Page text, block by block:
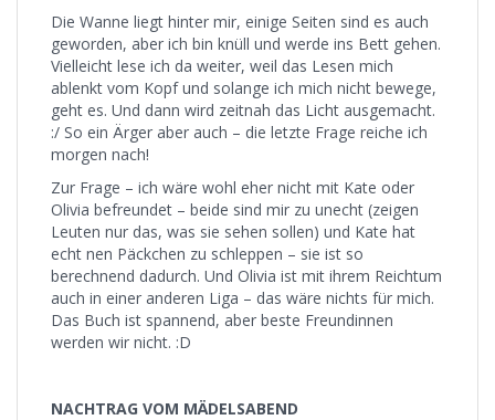
Die Wanne liegt hinter mir, einige Seiten sind es auch
geworden, aber ich bin knüll und werde ins Bett gehen.
Vielleicht lese ich da weiter, weil das Lesen mich
ablenkt vom Kopf und solange ich mich nicht bewege,
geht es. Und dann wird zeitnah das Licht ausgemacht.
:/ So ein Ärger aber auch – die letzte Frage reiche ich
morgen nach!
Zur Frage – ich wäre wohl eher nicht mit Kate oder
Olivia befreundet – beide sind mir zu unecht (zeigen
Leuten nur das, was sie sehen sollen) und Kate hat
echt nen Päckchen zu schleppen – sie ist so
berechnend dadurch. Und Olivia ist mit ihrem Reichtum
auch in einer anderen Liga – das wäre nichts für mich.
Das Buch ist spannend, aber beste Freundinnen
werden wir nicht. :D
NACHTRAG VOM MÄDELSABEND